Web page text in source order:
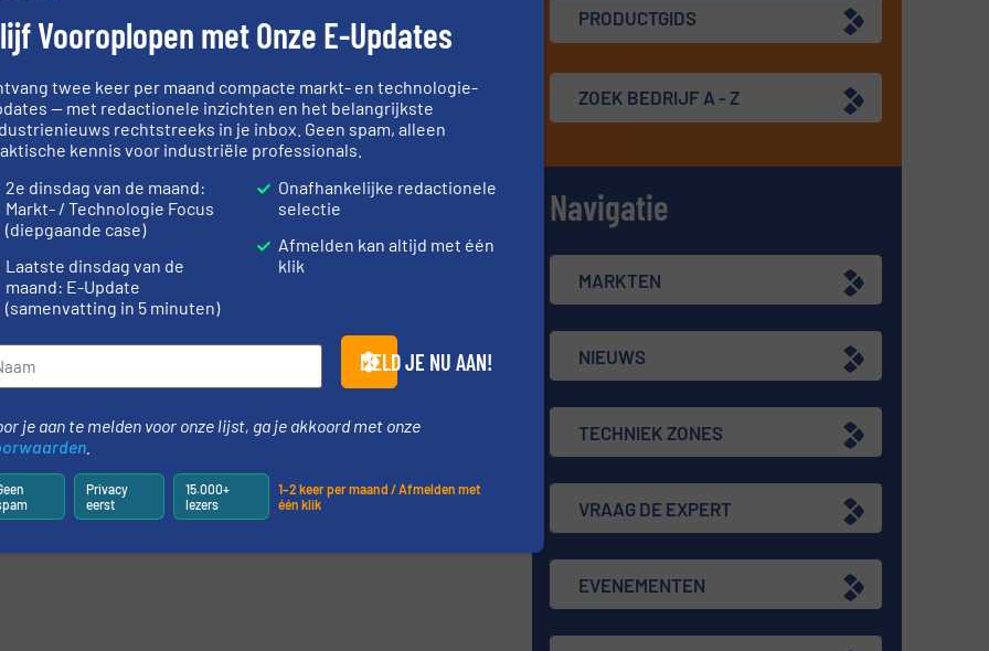
PRODUCTGIDS
ZOEK BEDRIJF A - Z
Navigatie
MARKTEN
NIEUWS
TECHNIEK ZONES
VRAAG DE EXPERT
EVENEMENTEN
Vooroplopen met Onze E-Updates
twee keer per maand compacte markt- en technologie-
— met redactionele inzichten en het belangrijkste
rechtstreeks in je inbox. Geen spam, alleen
kennis voor industriële professionals.
2e dinsdag van de maand:
Markt- / Technologie Focus
(diepgaande case)
Laatste dinsdag van de
maand: E-Update
(samenvatting in 5 minuten)
Onafhankelijke redactionele
selectie
Afmelden kan altijd met één
klik
MELD JE NU AAN!
je aan te melden voor onze lijst, ga je akkoord met onze
Privacy
eerst
15.000+
lezers
1–2 keer per maand / Afmelden met
één klik